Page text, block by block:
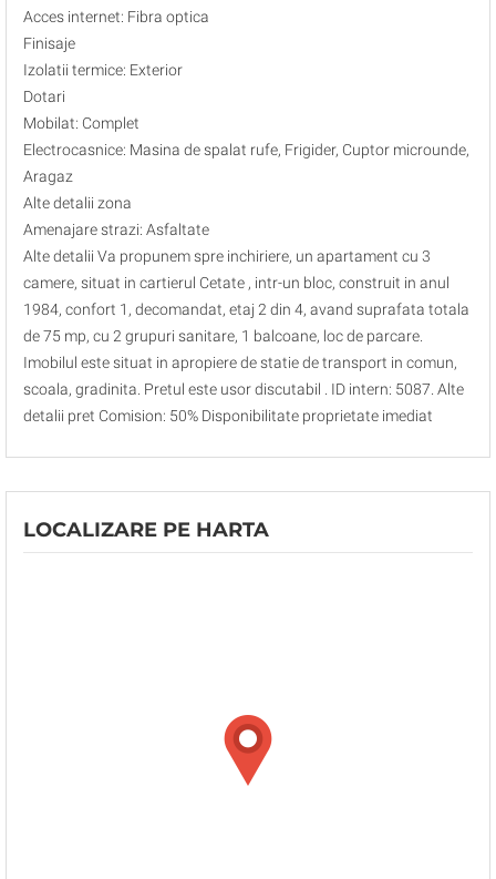
Acces internet: Fibra optica
Finisaje
Izolatii termice: Exterior
Dotari
Mobilat: Complet
Electrocasnice: Masina de spalat rufe, Frigider, Cuptor microunde,
Aragaz
Alte detalii zona
Amenajare strazi: Asfaltate
Alte detalii Va propunem spre inchiriere, un apartament cu 3
camere, situat in cartierul Cetate , intr-un bloc, construit in anul
1984, confort 1, decomandat, etaj 2 din 4, avand suprafata totala
de 75 mp, cu 2 grupuri sanitare, 1 balcoane, loc de parcare.
Imobilul este situat in apropiere de statie de transport in comun,
scoala, gradinita. Pretul este usor discutabil . ID intern: 5087. Alte
detalii pret Comision: 50% Disponibilitate proprietate imediat
LOCALIZARE PE HARTA